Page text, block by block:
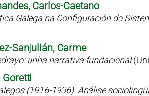
Carlos-Caetano
Galega na Configuración do
Sanjulián, Carme
unha narrativa fundacional
Goretti
(1916-1936). Análise